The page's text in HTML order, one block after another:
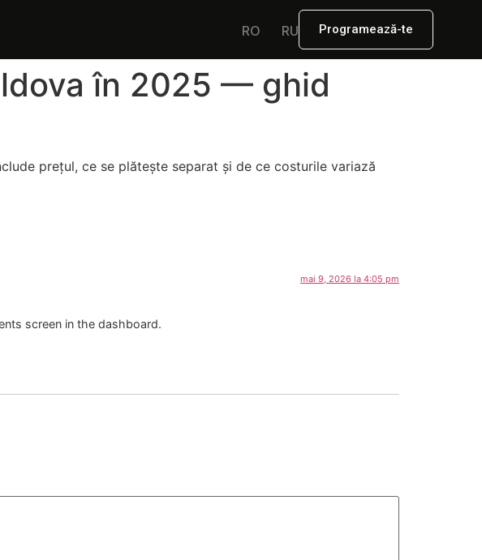
RO RU Programează-te
în 2025 — ghid
prețul, ce se plătește separat și de ce costurile variază
mai 9, 2026 la 4:05 pm
screen in the dashboard.